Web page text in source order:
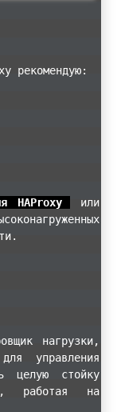
рекомендую:
HAProxy
или
нагрузки,
управления
целую стойку
работая на